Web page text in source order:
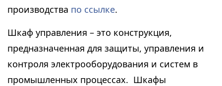
производства по ссылке.
Шкаф управления – это конструкция,
предназначенная для защиты, управления и
контроля электрооборудования и систем в
промышленных процессах. Шкафы